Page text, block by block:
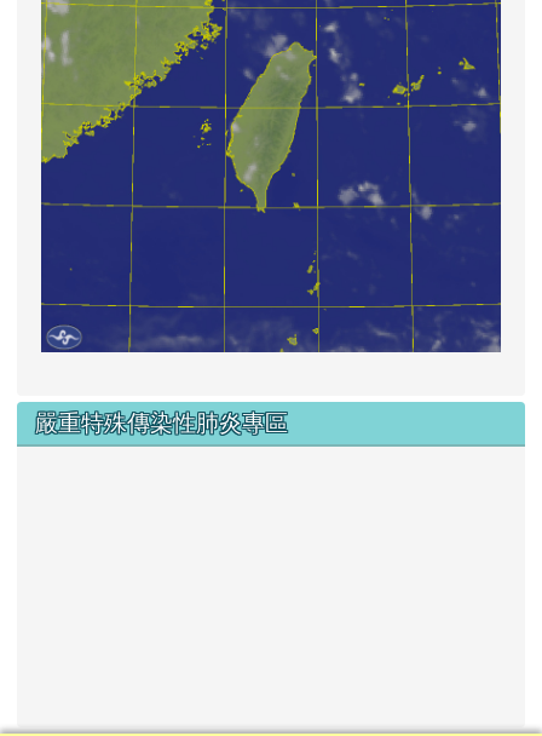
嚴重特殊傳染性肺炎專區